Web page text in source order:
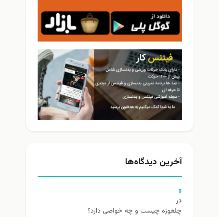
آخرین دیدگاه‌ها
و
در
چلغوزه چیست و چه خواصی دارد؟